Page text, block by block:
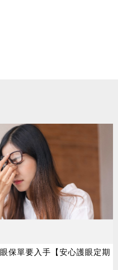
保單要入手【安心護眼定期